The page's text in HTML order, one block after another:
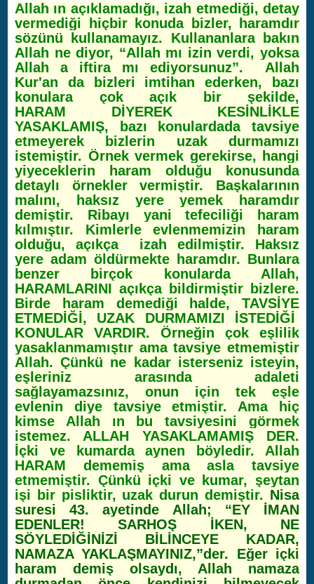
Allah ın açıklamadığı, izah etmediği, detay
vermediği hiçbir konuda bizler, haramdır
sözünü kullanamayız. Kullananlara bakın
Allah ne diyor, “Allah mı izin verdi, yoksa
Allah a iftira mı ediyorsunuz”. Allah
Kur'an da bizleri imtihan ederken, bazı
konulara çok açık bir şekilde,
HARAM DİYEREK KESİNLİKLE
YASAKLAMIŞ, bazı konulardada tavsiye
etmeyerek bizlerin uzak durmamızı
istemiştir. Örnek vermek gerekirse, hangi
yiyeceklerin haram olduğu konusunda
detaylı örnekler vermiştir. Başkalarının
malını, haksız yere yemek haramdır
demiştir. Ribayı yani tefeciliği haram
kılmıştır. Kimlerle evlenmemizin haram
olduğu, açıkça izah edilmiştir. Haksız
yere adam öldürmekte haramdır. Bunlara
benzer birçok konularda Allah,
HARAMLARINI açıkça bildirmiştir bizlere.
Birde haram demediği halde, TAVSİYE
ETMEDİĞİ, UZAK DURMAMIZI İSTEDİĞİ
KONULAR VARDIR. Örneğin çok eşlilik
yasaklanmamıştır ama tavsiye etmemiştir
Allah. Çünkü ne kadar isterseniz isteyin,
eşleriniz arasında adaleti
sağlayamazsınız, onun için tek eşle
evlenin diye tavsiye etmiştir. Ama hiç
kimse Allah ın bu tavsiyesini görmek
istemez. ALLAH YASAKLAMAMIŞ DER.
İçki ve kumarda aynen böyledir. Allah
HARAM dememiş ama asla tavsiye
etmemiştir. Çünkü içki ve kumar, şeytan
işi bir pisliktir, uzak durun demiştir. Nisa
suresi 43. ayetinde Allah; “EY İMAN
EDENLER! SARHOŞ İKEN, NE
SÖYLEDİĞİNİZİ BİLİNCEYE KADAR,
NAMAZA YAKLAŞMAYINIZ,”der. Eğer içki
haram demiş olsaydı, Allah namaza